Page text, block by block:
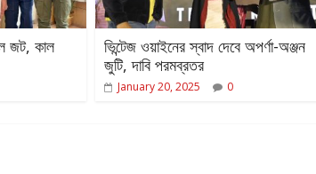
জট, কাল
ভিন্টেজ ওয়াইনের স্বাদ দেবে অপর্ণা-অঞ্জন
জুটি, দাবি পরমব্রতর
January 20, 2025 0